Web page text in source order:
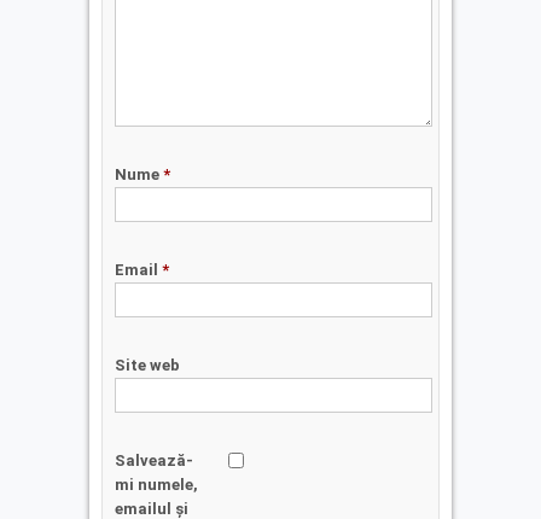
Nume *
Email *
Site web
Salvează-
mi numele,
emailul și